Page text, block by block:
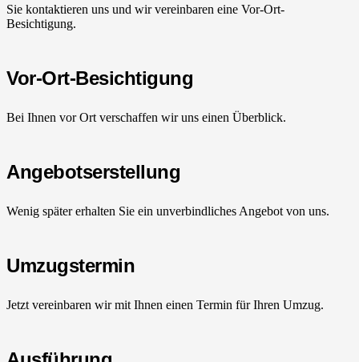
Sie kontaktieren uns und wir vereinbaren eine Vor-Ort-
Besichtigung.
Vor-Ort-Besichtigung
Bei Ihnen vor Ort verschaffen wir uns einen Überblick.
Angebotserstellung
Wenig später erhalten Sie ein unverbindliches Angebot von uns.
Umzugstermin
Jetzt vereinbaren wir mit Ihnen einen Termin für Ihren Umzug.